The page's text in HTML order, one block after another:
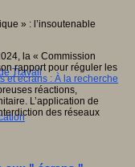
Travail
la « Commission
rapport pour réguler les
et écrans : À la recherche
réactions,
L’application de
des réseaux